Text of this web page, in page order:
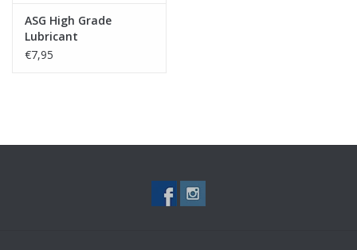
Merken
ASG High Grade
Lubricant
€7,95